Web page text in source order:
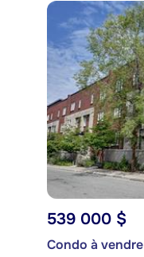
539 000 $
Condo à vendre